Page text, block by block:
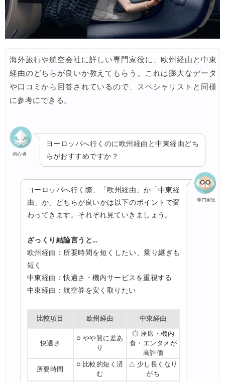
海外旅行や航空会社に詳しい専門家役に、欧州経由と中東
経由のどちらが良いか教えてもらう。これは膨大なデータ
や口コミから回答されているので、スペシャリストと同様
に参考にできる。
初心者
ヨーロッパへ行くのに欧州経由と中東経由どち
らがおすすめですか？
専門家役
ヨーロッパへ行く際、「欧州経由」か「中東経
由」か、どちらが良いかは以下のポイントで変
わってきます。それぞれ見ていきましょう。
ざっくり結論言うと...
欧州経由：所要時間を短くしたい、乗り継ぎも
短く
中東経由：快適さ・機内サービスを重視する
中東経由：航空券を安く取りたい
比較項目 欧州経由 中東経由
快適さ
○ やや質に差あ
り
◎ 座席・機内
食・エンタメが
高評価
所要時間
○ 比較的短く済
む
△ 少し長くなり
がち